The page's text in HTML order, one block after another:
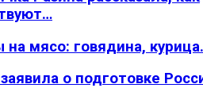
на мясо: говядина,
о подготовке